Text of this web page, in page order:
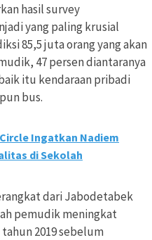
hasil survey
yang paling krusial
85,5 juta orang yang akan
47 persen diantaranya
itu kendaraan pribadi
bus.
Ingatkan Nadiem
di Sekolah
dari Jabodetabek
pemudik meningkat
2019 sebelum